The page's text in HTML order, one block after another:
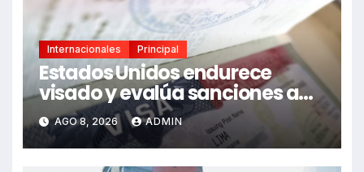
Internacionales Principal
Estados Unidos endurece
visado y evalúa sanciones a
funcionarios de México
AGO 8, 2026 ADMIN